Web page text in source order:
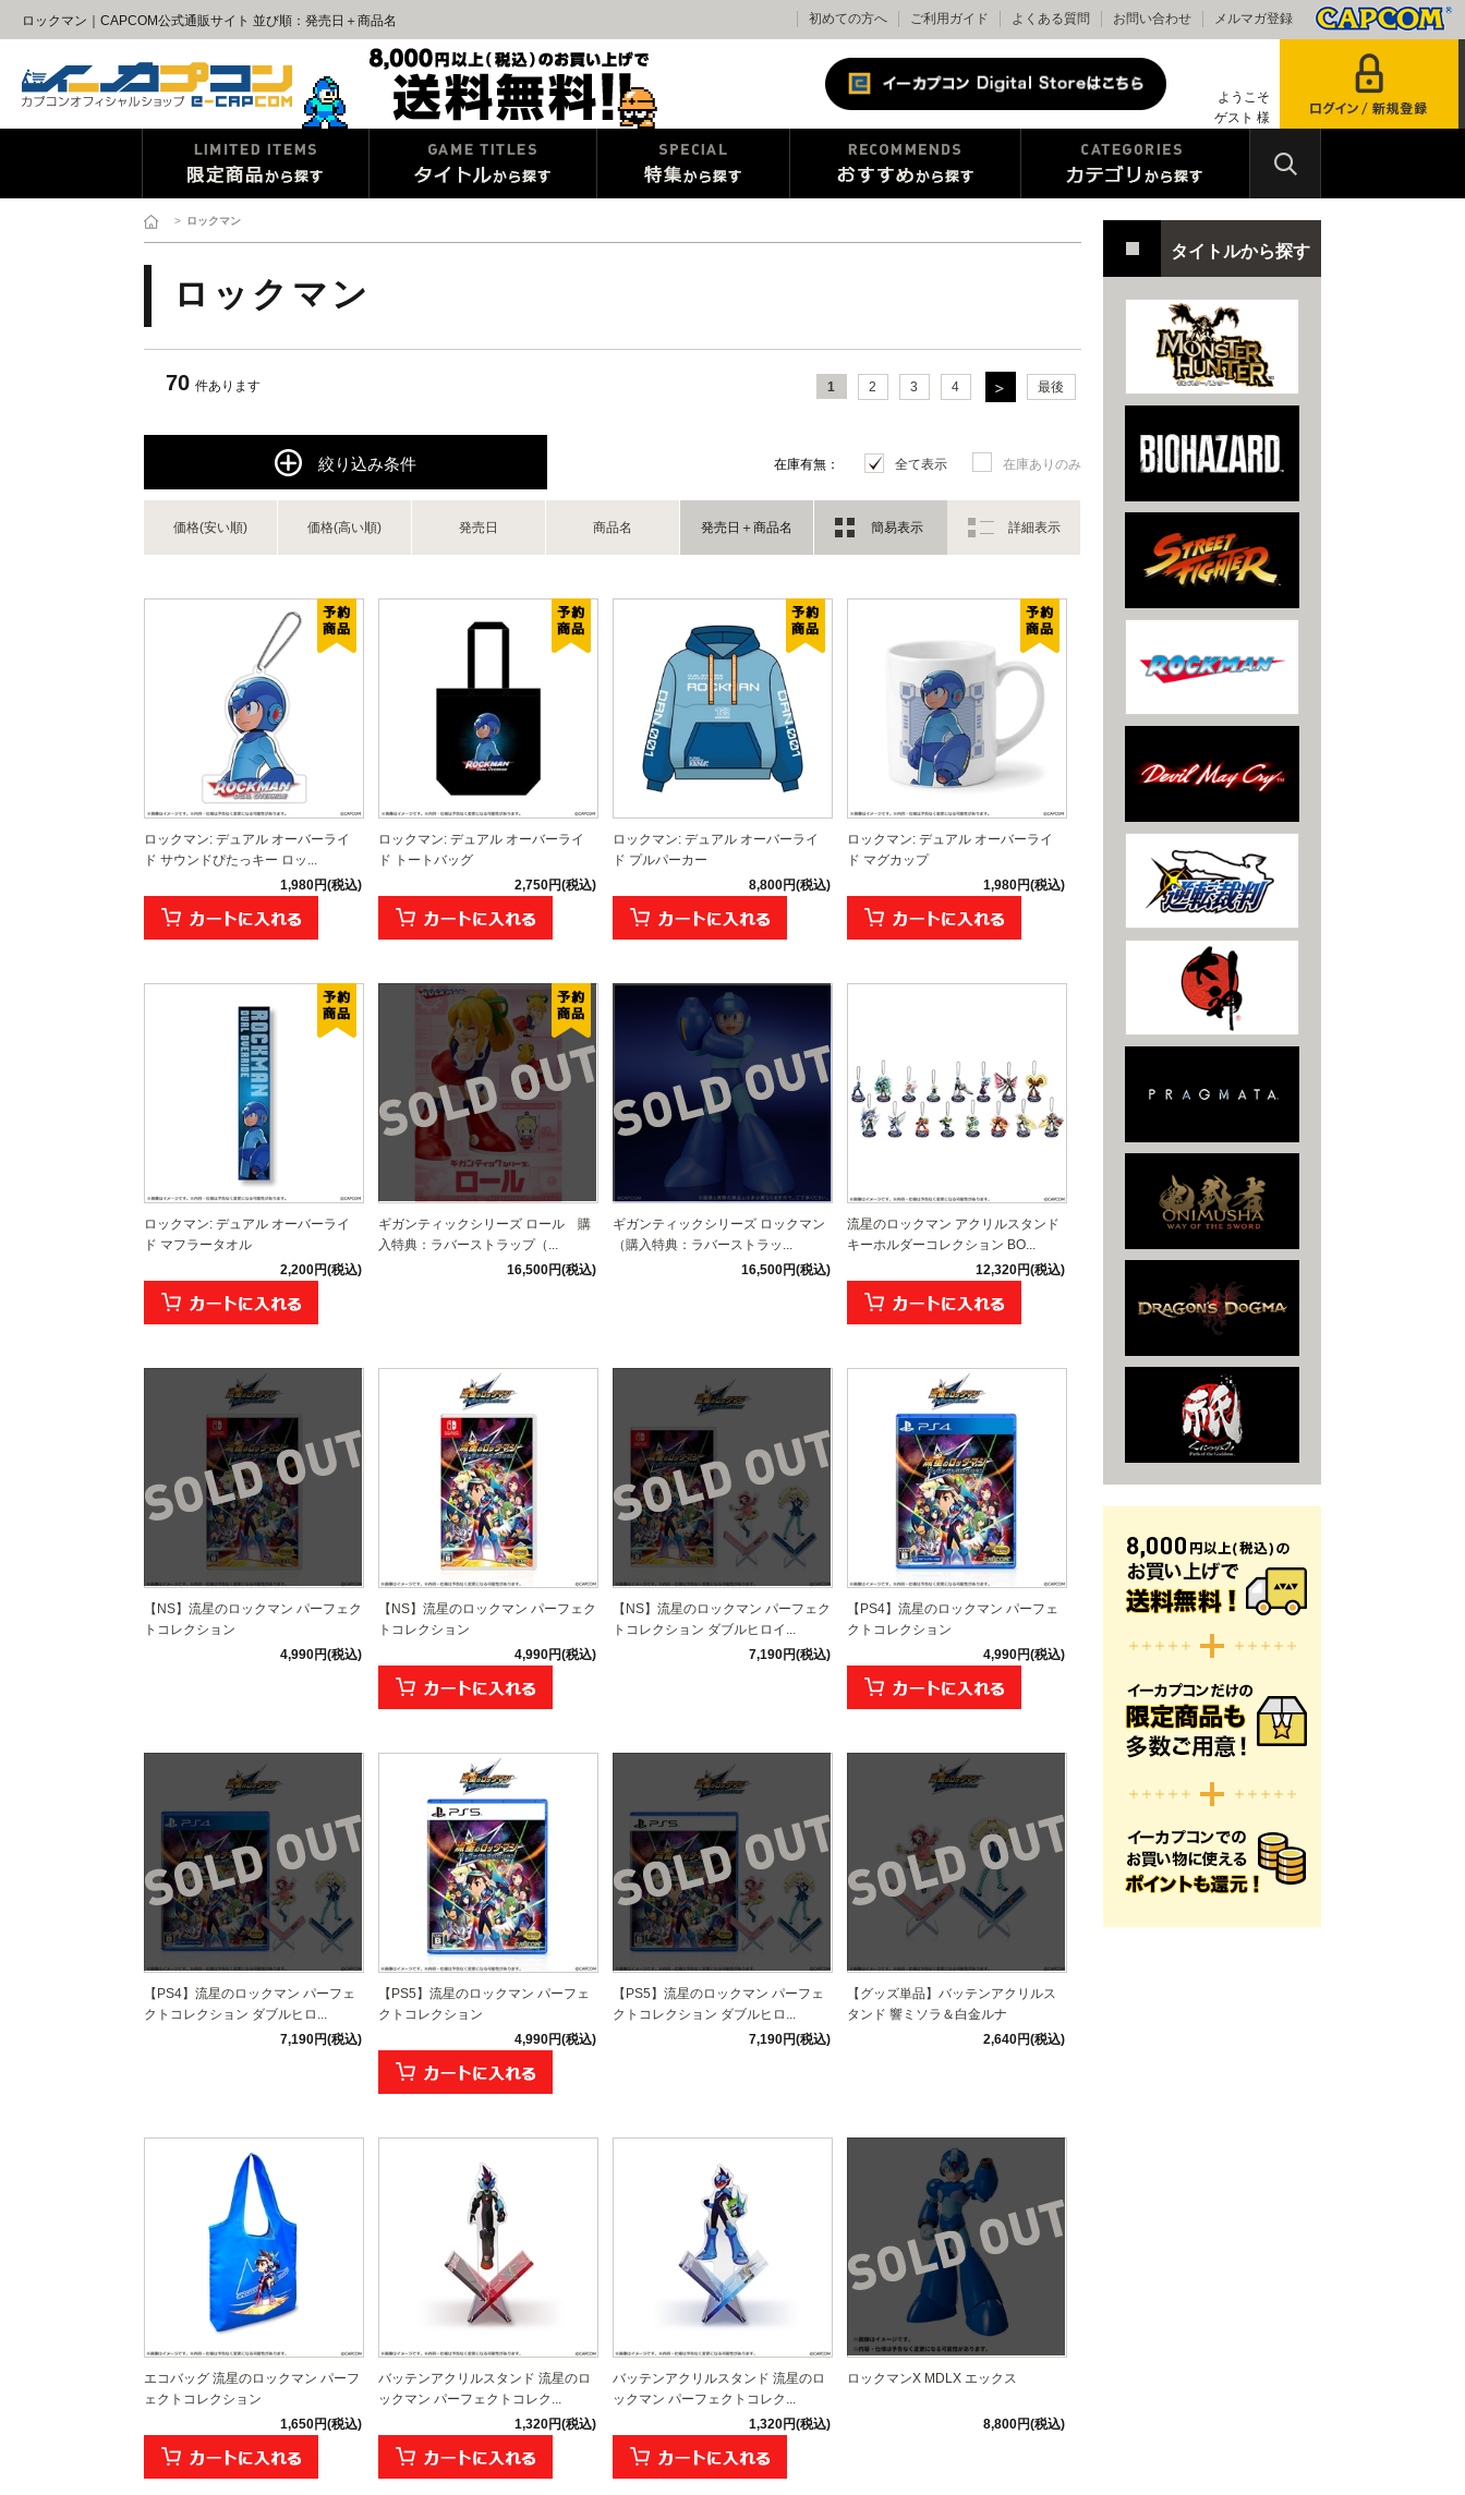
ロックマン｜CAPCOM公式通販サイト 並び順：発売日＋商品名 初めての方へ ご利用ガイド よくある質問 お問い合わせ メルマガ登録
ようこそ
ゲスト 様
> ロックマン
ロックマン
70 件あります 1 2 3 4 最後
絞り込み条件 在庫有無： 全て表示 在庫ありのみ
価格(安い順) 価格(高い順) 発売日 商品名 発売日＋商品名 簡易表示 詳細表示
ロックマン: デュアル オーバーライ
ド サウンドぴたっキー ロッ...
1,980円(税込)
ロックマン: デュアル オーバーライ
ド トートバッグ
2,750円(税込)
ロックマン: デュアル オーバーライ
ド プルパーカー
8,800円(税込)
ロックマン: デュアル オーバーライ
ド マグカップ
1,980円(税込)
ロックマン: デュアル オーバーライ
ド マフラータオル
2,200円(税込)
ギガンティックシリーズ ロール 購
入特典：ラバーストラップ（...
16,500円(税込)
ギガンティックシリーズ ロックマン
（購入特典：ラバーストラッ...
16,500円(税込)
流星のロックマン アクリルスタンド
キーホルダーコレクション BO...
12,320円(税込)
【NS】流星のロックマン パーフェク
トコレクション
4,990円(税込)
【NS】流星のロックマン パーフェク
トコレクション
4,990円(税込)
【NS】流星のロックマン パーフェク
トコレクション ダブルヒロイ...
7,190円(税込)
【PS4】流星のロックマン パーフェ
クトコレクション
4,990円(税込)
【PS4】流星のロックマン パーフェ
クトコレクション ダブルヒロ...
7,190円(税込)
【PS5】流星のロックマン パーフェ
クトコレクション
4,990円(税込)
【PS5】流星のロックマン パーフェ
クトコレクション ダブルヒロ...
7,190円(税込)
【グッズ単品】バッテンアクリルス
タンド 響ミソラ＆白金ルナ
2,640円(税込)
エコバッグ 流星のロックマン パーフ
ェクトコレクション
1,650円(税込)
バッテンアクリルスタンド 流星のロ
ックマン パーフェクトコレク...
1,320円(税込)
バッテンアクリルスタンド 流星のロ
ックマン パーフェクトコレク...
1,320円(税込)
ロックマンX MDLX エックス
8,800円(税込)
タイトルから探す